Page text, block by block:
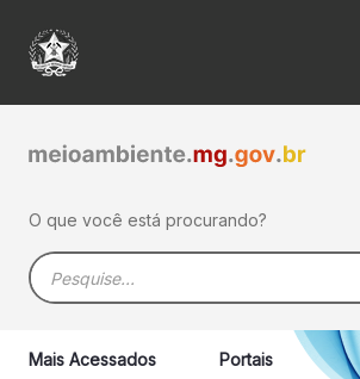
Pular para o Conteúdo principal
4ª Reunião
O que você está procurando?
Barra de busca
Mais Acessados
Portais